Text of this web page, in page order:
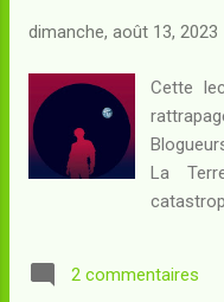
dimanche, août 13, 2023
Cette
La
2 commentaires